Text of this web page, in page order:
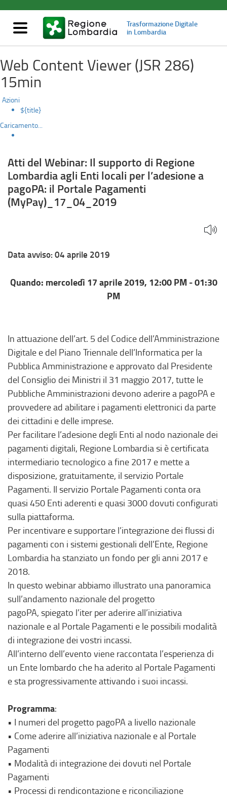
contenuto
principale
Atti
del
Webinar:
Il
supporto
di
Regione
agli
Enti
locali
l’adesione
a
pagoPA:
Pagamenti
(MyPay)_17_04_2019
Mostra/nascondi
navigazione
Trasformazione Digitale
in Lombardia
Web Content Viewer (JSR 286)
15min
Azioni
${title}
Caricamento...
Atti del Webinar: Il supporto di Regione
Lombardia agli Enti locali per l’adesione a
pagoPA: il Portale Pagamenti
(MyPay)_17_04_2019
Data avviso: 04 aprile 2019
Quando: mercoledì 17 aprile 2019, 12:00 PM - 01:30
PM
In attuazione dell’art. 5 del Codice dell’Amministrazione
Digitale e del Piano Triennale dell’Informatica per la
Pubblica Amministrazione e approvato dal Presidente
del Consiglio dei Ministri il 31 maggio 2017, tutte le
Pubbliche Amministrazioni devono aderire a pagoPA e
provvedere ad abilitare i pagamenti elettronici da parte
dei cittadini e delle imprese.
Per facilitare l’adesione degli Enti al nodo nazionale dei
pagamenti digitali, Regione Lombardia si è certificata
intermediario tecnologico a fine 2017 e mette a
disposizione, gratuitamente, il servizio Portale
Pagamenti. Il servizio Portale Pagamenti conta ora
quasi 450 Enti aderenti e quasi 3000 dovuti configurati
sulla piattaforma.
Per incentivare e supportare l’integrazione dei flussi di
pagamenti con i sistemi gestionali dell’Ente, Regione
Lombardia ha stanziato un fondo per gli anni 2017 e
2018.
In questo webinar abbiamo illustrato una panoramica
sull’andamento nazionale del progetto
pagoPA, spiegato l’iter per aderire all’iniziativa
nazionale e al Portale Pagamenti e le possibili modalità
di integrazione dei vostri incassi.
All’interno dell’evento viene raccontata l’esperienza di
un Ente lombardo che ha aderito al Portale Pagamenti
e sta progressivamente attivando i suoi incassi.
Programma:
• I numeri del progetto pagoPA a livello nazionale
• Come aderire all’iniziativa nazionale e al Portale
Pagamenti
• Modalità di integrazione dei dovuti nel Portale
Pagamenti
• Processi di rendicontazione e riconciliazione